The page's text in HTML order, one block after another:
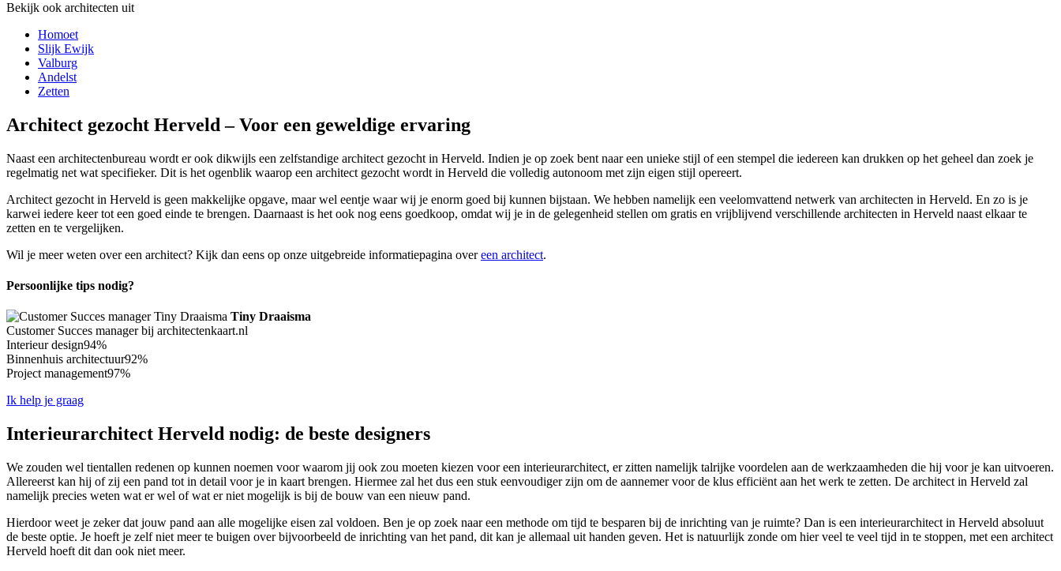
Bekijk ook architecten uit
Homoet
Slijk Ewijk
Valburg
Andelst
Zetten
Architect gezocht Herveld – Voor een geweldige ervaring
Naast een architectenbureau wordt er ook dikwijls een zelfstandige architect gezocht in Herveld. Indien je op zoek bent naar een unieke stijl of een stempel die iedereen kan drukken op het geheel dan zoek je
regelmatig net wat specifieker. Dit is het ogenblik waarop een architect gezocht wordt in Herveld die volledig autonoom met zijn eigen stijl opereert.
Architect gezocht in Herveld is geen makkelijke opgave, maar wel eentje waar wij je enorm goed bij kunnen bijstaan. We hebben namelijk een veelomvattend netwerk van architecten in Herveld. En zo is je
karwei iedere keer tot een goed einde te brengen. Daarnaast is het ook nog eens goedkoop, omdat wij je in de gelegenheid stellen om gratis en vrijblijvend verschillende architecten in Herveld naast elkaar te
zetten en te vergelijken.
Wil je meer weten over een architect? Kijk dan eens op onze uitgebreide informatiepagina overeen architect.
Persoonlijke tips nodig?
Tiny Draaisma
Customer Succes manager bij architectenkaart.nl
Interieur design94%
Binnenhuis architectuur92%
Project management97%
Ik help je graag
Interieurarchitect Herveld nodig: de beste designers
We zouden wel tientallen redenen op kunnen noemen voor waarom jij ook zou moeten kiezen voor een interieurarchitect, er zitten namelijk talrijke voordelen aan de werkzaamheden die hij voor je kan uitvoeren.
Allereerst kan hij of zij een pand tot in detail voor je in kaart brengen. Hiermee zal het dus een stuk eenvoudiger zijn om de aannemer voor de klus efficiënt aan het werk te zetten. De architect in Herveld zal
namelijk precies weten wat er wel of wat er niet mogelijk is bij de bouw van een nieuw pand.
Hierdoor weet je zeker dat jouw pand aan alle mogelijke eisen zal voldoen. Ben je op zoek naar een methode om tijd te besparen bij de inrichting van je ruimte? Dan is een interieurarchitect in Herveld absoluut
de beste optie. Je hoeft je zelf niet meer te buigen over bijvoorbeeld de inrichting van het pand, dit kan je allemaal uit handen geven. Het is natuurlijk zonde om hier veel te veel tijd in te stoppen, met een architect
Herveld hoeft dit dan ook niet meer.